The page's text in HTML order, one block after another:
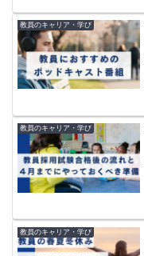
教員のキャリア・学び
教員のキャリア・学び
教員のキャリア・学び